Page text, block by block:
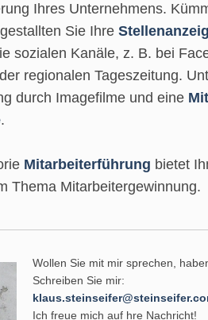
Ihres Unternehmens.
Sie Ihre
sozialen Kanäle, z. B. bei
regionalen Tageszeitung.
durch Imagefilme und eine
.
Mitarbeiterführung bietet
Thema Mitarbeitergewinnung.
Wollen Sie mit mir sprechen,
Schreiben Sie mir:
Ich freue mich auf hre Nachricht!